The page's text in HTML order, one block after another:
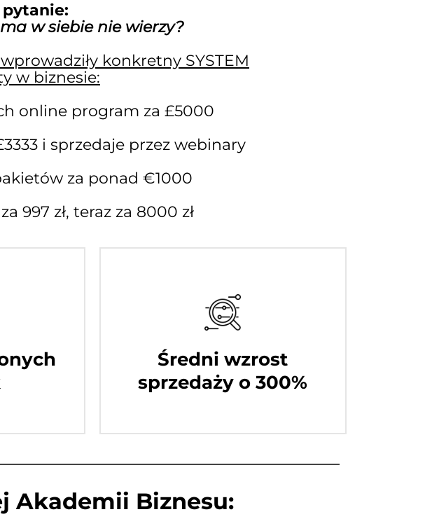
pytanie:
w siebie nie wierzy?
konkretny SYSTEM
w biznesie:
online program za £5000
i sprzedaje przez webinary
za ponad €1000
997 zł, teraz za 8000 zł
Średni wzrost
sprzedaży o 300%
Akademii Biznesu: